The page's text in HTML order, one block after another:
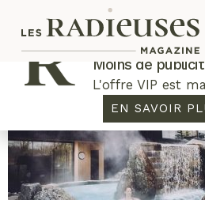
Plus de
Moins de
L'offre VIP est
EN SAVOIR